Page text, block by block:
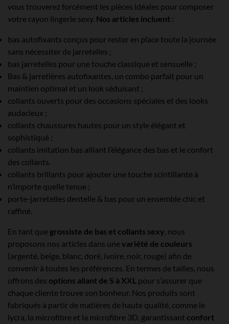
vous trouverez forcément les pièces idéales pour composer
votre rayon lingerie sexy. Nos articles incluent :
bas autofixants conçus pour rester en place toute la journée
sans nécessiter de jarretelles ;
bas jarretelles pour une touche classique et sensuelle ;
Bas & jarretières autofixantes, un combo parfait pour un
maintien optimal et un look séduisant ;
collants ouverts pour des occasions spéciales et des looks
audacieux ;
collants chaussures hautes pour un style élégant et
sophistiqué ;
collants imitation bas alliant l’élégance des bas et le confort
des collants.
collants brillants pour ajouter une touche scintillante à
n’importe quelle tenue ;
porte-jarretelles dentelle & bas pour un ensemble chic et
raffiné.
En tant que grossiste de bas et collants sexy, nous
proposons nos articles dans unevariété de couleurs
(argenté, beige, blanc, doré, ivoire, noir, rouge) afin de
convenir à toutes les préférences. En termes de tailles, nous
offrons des options allant de S à XXL pour s’assurer que
chaque cliente trouve son bonheur. Nos produits sont
fabriqués à partir de matières de haute qualité, comme le
lycra, la microfibre et la microfibre 3D, garantissant confort